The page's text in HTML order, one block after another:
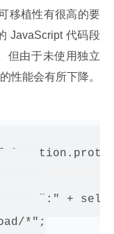
移植性有很高的要
JavaScript 代码段
但由于未使用独立
性能会有所下降。
? ":" +
*";